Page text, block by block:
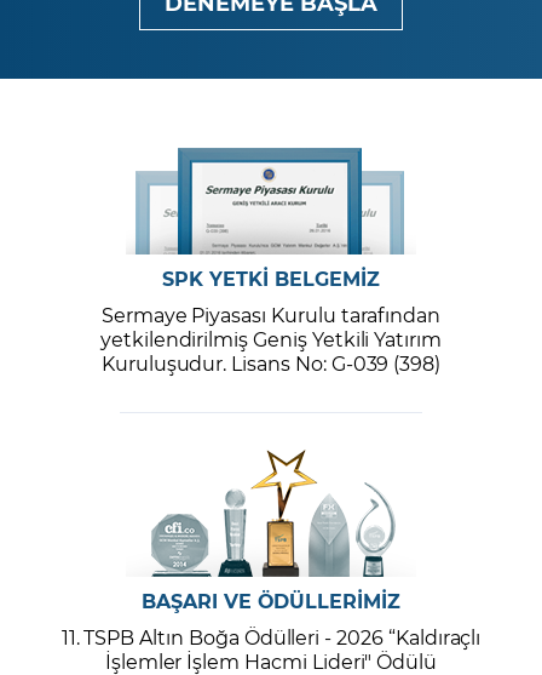
SPK YETKİ BELGEMİZ
Sermaye Piyasası Kurulu tarafından
yetkilendirilmiş Geniş Yetkili Yatırım
Kuruluşudur. Lisans No: G-039 (398)
BAŞARI VE ÖDÜLLERİMİZ
11. TSPB Altın Boğa Ödülleri - 2026 “Kaldıraçlı
İşlemler İşlem Hacmi Lideri" Ödülü